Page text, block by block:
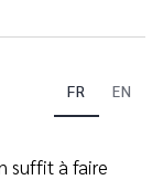
FR EN
suffit à faire